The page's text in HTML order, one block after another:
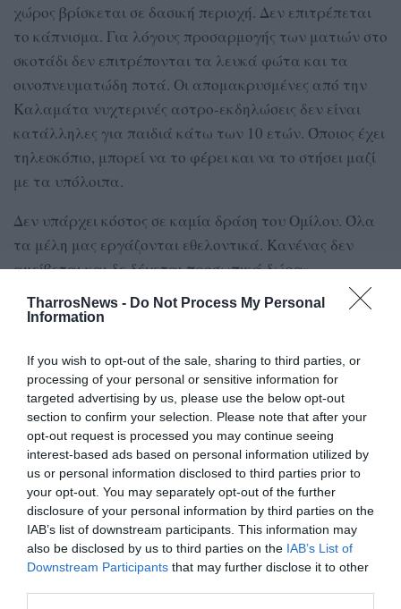
TharrosNews - Do Not Process My Personal
Information
If you wish to opt-out of the sale, sharing to third parties, or
processing of your personal or sensitive information for
targeted advertising by us, please use the below opt-out
section to confirm your selection. Please note that after your
opt-out request is processed you may continue seeing
interest-based ads based on personal information utilized by
us or personal information disclosed to third parties prior to
your opt-out. You may separately opt-out of the further
disclosure of your personal information by third parties on the
IAB’s list of downstream participants. This information may
also be disclosed by us to third parties on the IAB’s List of
Downstream Participants that may further disclose it to other
χώρος βρίσκεται σε δασική περιοχή. Δεν επιτρέπεται
το κάπνισμα. Για λόγους προσαρμογής των ματιών στο
σκοτάδι δεν επιτρέπονται τα λευκά φώτα και τα
οινοπνευματώδη ποτά. Οι απομακρυσμένες από την
Καλαμάτα νυχτερινές αστρο-εκδηλώσεις δεν είναι
κατάλληλες για παιδιά κάτω των 10 ετών. Όποιος έχει
τηλεσκόπιο, μπορεί να το φέρει και να το στήσει μαζί
με τα υπόλοιπα.
Δεν υπάρχει κόστος σε καμία δράση του Ομίλου. Όλα
τα μέλη μας εργάζονται εθελοντικά. Κανένας δεν
αμείβεται και δε δέχεται προσωπικά δώρα».
ΑΡΗΣ ΜΥΛΩΝΑΣ
ΠΑΡΚΟ ΑΣΤΡΟΠΑΡΑΤΗΡΗΣΗΣ ΜΕΣΣΗΝΙΑΣ
Facebook Twitter